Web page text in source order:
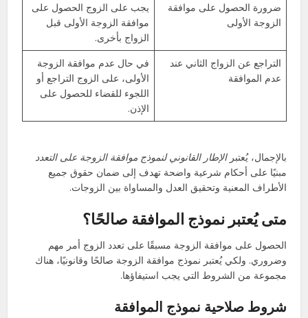
ضرورة الحصول على موافقة
الزوجة الأولى
يجب على الزوج الحصول على
موافقة الزوجة الأولى قبل
الزواج بأخرى.
التراجع عن الزواج الثاني عند
عدم الموافقة
في حال عدم موافقة الزوجة
الأولى، على الزوج التراجع أو
اللجوء للقضاء للحصول على
الإذن.
بالإجمال، يُعتبرالإطار القانوني لنموذج موافقة الزوجة على التعدد
مبنيًا على أحكام شرعية واضحة تهدف إلى ضمان حقوق جميع
الأطراف المعنية وتحقيق العدل والمساواة بين الزوجات.
متى يُعتبر نموذج الموافقة صالحًا؟
الحصول على موافقة الزوجة مسبقًا على تعدد الزوج أمر مهم
وضروري. ولكي يُعتبر نموذج موافقة الزوجة صالحًا وقانونيًا، هناك
مجموعة من الشروط التي يجب استيفاؤها.
شروط صلاحية نموذج الموافقة